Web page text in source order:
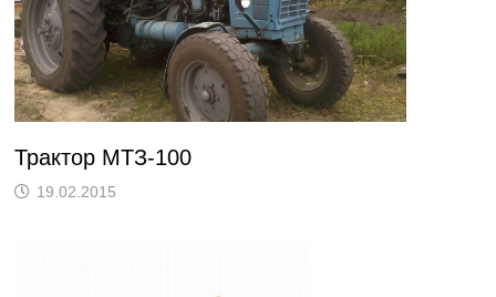
Трактор МТЗ-100
19.02.2015